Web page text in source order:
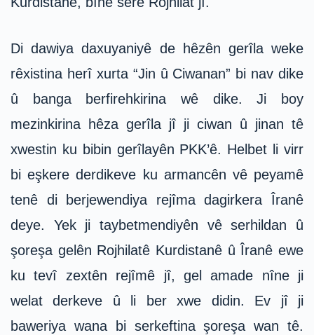
Di dawiya daxuyaniyê de hêzên gerîla weke
rêxistina herî xurta “Jin û Ciwanan” bi nav dike
û banga berfirehkirina wê dike. Ji boy
mezinkirina hêza gerîla jî ji ciwan û jinan tê
xwestin ku bibin gerîlayên PKK’ê. Helbet li virr
bi eşkere derdikeve ku armancên vê peyamê
tenê di berjewendiya rejîma dagirkera Îranê
deye. Yek ji taybetmendiyên vê serhildan û
şoreşa gelên Rojhilatê Kurdistanê û Îranê ewe
ku tevî zextên rejîmê jî, gel amade nîne ji
welat derkeve û li ber xwe didin. Ev jî ji
baweriya wana bi serkeftina şoreşa wan tê.